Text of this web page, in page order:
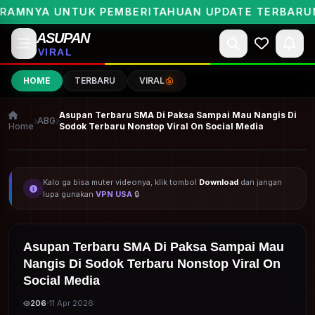
UNTUK PEMBERITAHUAN UPDATE TERBARUNYA
ASUPAN
VIRAL
HOME TERBARU VIRAL
Home
ABG
Asupan Terbaru SMA Di Paksa Sampai Mau Nangis Di
Sodok Terbaru Nonstop Viral On Social Media
Kalo ga bisa muter videonya, klik tombol Download dan jangan
lupa gunakan VPN USA 🔒
Asupan Terbaru SMA Di Paksa Sampai Mau
Nangis Di Sodok Terbaru Nonstop Viral On
Social Media
206·11 Apr 2026